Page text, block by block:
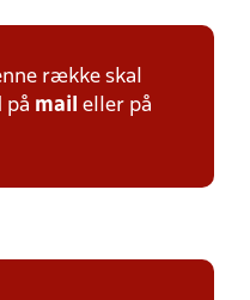
række skal
på mail eller på